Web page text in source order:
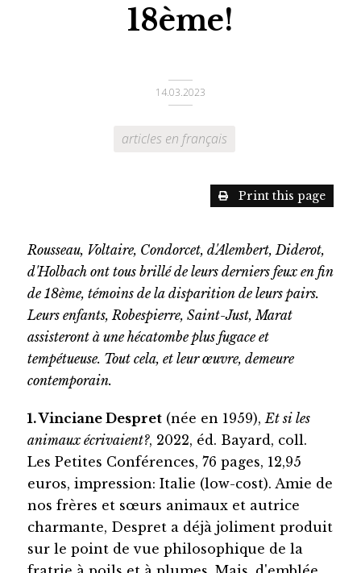
18ème!
14.03.2023
articles en français
Print this page
Rousseau, Voltaire, Condorcet, d'Alembert, Diderot,
d'Holbach ont tous brillé de leurs derniers feux en fin
de 18ème, témoins de la disparition de leurs pairs.
Leurs enfants, Robespierre, Saint-Just, Marat
assisteront à une hécatombe plus fugace et
tempétueuse. Tout cela, et leur œuvre, demeure
contemporain.
1. Vinciane Despret(née en 1959), Et si les
animaux écrivaient?, 2022, éd. Bayard, coll.
Les Petites Conférences, 76 pages, 12,95
euros, impression: Italie (low-cost). Amie de
nos frères et sœurs animaux et autrice
charmante, Despret a déjà joliment produit
sur le point de vue philosophique de la